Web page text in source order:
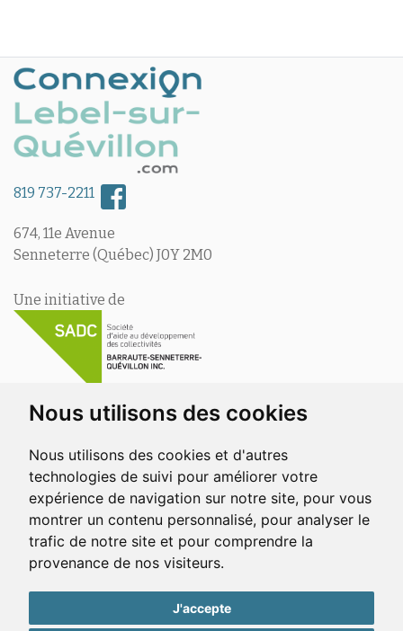
Nous utilisons des cookies
Nous utilisons des cookies et d'autres
technologies de suivi pour améliorer votre
expérience de navigation sur notre site, pour vous
montrer un contenu personnalisé, pour analyser le
trafic de notre site et pour comprendre la
provenance de nos visiteurs.
J'accepte
819 737-2211
674, 11e Avenue
Senneterre (Québec) J0Y 2M0
Une initiative de
En collaboration avec
DécouvrezLebel-sur-Quévillon